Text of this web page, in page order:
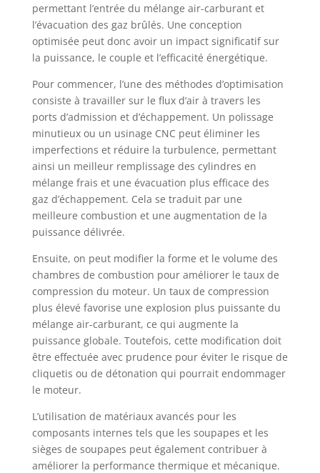
permettant l’entrée du mélange air-carburant et
l’évacuation des gaz brûlés. Une conception
optimisée peut donc avoir un impact significatif sur
la puissance, le couple et l’efficacité énergétique.
Pour commencer, l’une des méthodes d’optimisation
consiste à travailler sur le flux d’air à travers les
ports d’admission et d’échappement. Un polissage
minutieux ou un usinage CNC peut éliminer les
imperfections et réduire la turbulence, permettant
ainsi un meilleur remplissage des cylindres en
mélange frais et une évacuation plus efficace des
gaz d’échappement. Cela se traduit par une
meilleure combustion et une augmentation de la
puissance délivrée.
Ensuite, on peut modifier la forme et le volume des
chambres de combustion pour améliorer le taux de
compression du moteur. Un taux de compression
plus élevé favorise une explosion plus puissante du
mélange air-carburant, ce qui augmente la
puissance globale. Toutefois, cette modification doit
être effectuée avec prudence pour éviter le risque de
cliquetis ou de détonation qui pourrait endommager
le moteur.
L’utilisation de matériaux avancés pour les
composants internes tels que les soupapes et les
sièges de soupapes peut également contribuer à
améliorer la performance thermique et mécanique.